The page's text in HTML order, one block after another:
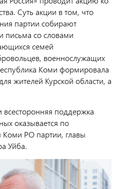
Суть акции в том, что
партии собирают
письма со словами
семей
военнослужащих
Коми формировала
жителей Курской области, а
поддержка
оказывается по
Коми РО партии, главы
Уйба.